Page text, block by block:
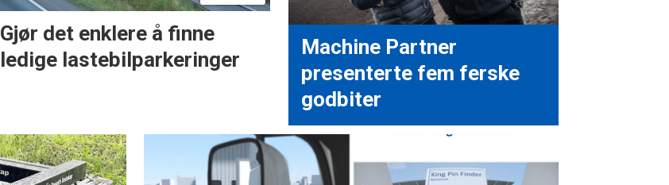
Gjør det enklere å finne
ledige lastebilparkeringer
Machine Partner
presenterte fem ferske
godbiter